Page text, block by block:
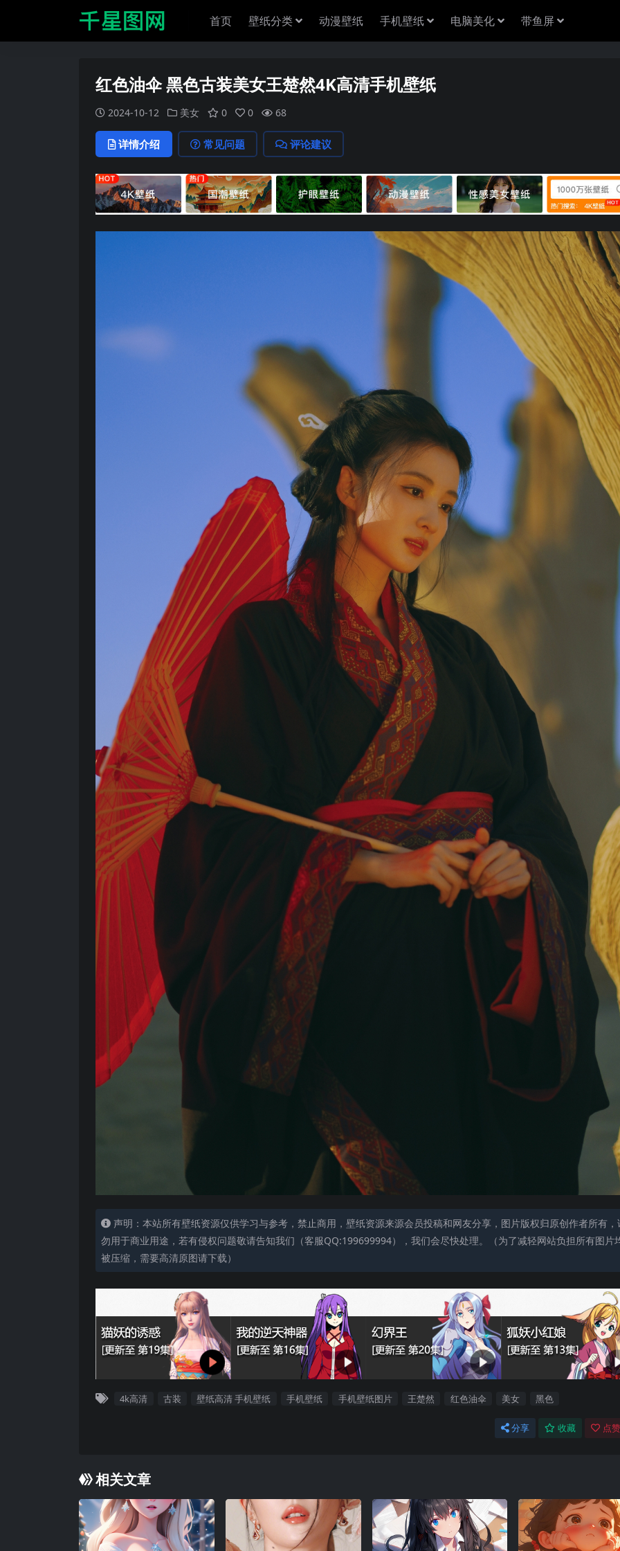
首页 壁纸分类 动漫壁纸 手机壁纸 电脑美化 带鱼屏
红色油伞 黑色古装美女王楚然4K高清手机壁纸
2024-10-12 美女 0 0 68
详情介绍 常见问题 评论建议
声明：本站所有壁纸资源仅供学习与参考，禁止商用，壁纸资源来源会员投稿和网友分享，图片版权归原创作者所有，
勿用于商业用途，若有侵权问题敬请告知我们（客服QQ:199699994），我们会尽快处理。（为了减轻网站负担所有图片
被压缩，需要高清原图请下载）
4k高清 古装 壁纸高清 手机壁纸 手机壁纸 手机壁纸图片 王楚然 红色油伞 美女 黑色
分享 收藏 点
相关文章